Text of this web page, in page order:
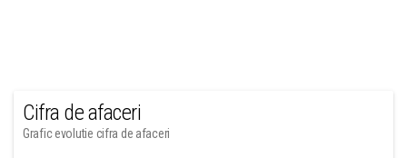
Cifra de afaceri
Grafic evolutie cifra de afaceri